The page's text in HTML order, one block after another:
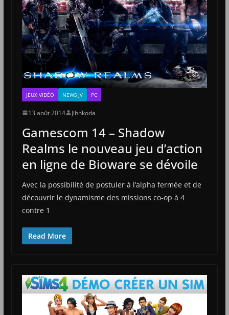
JEUX VIDÉO NEWS JV PC
13 août 2014 Jihnkoda
Gamescom 14 – Shadow
Realms le nouveau jeu d’action
en ligne de Bioware se dévoile
Avec la possibilité de postuler à l’alpha fermée et de
découvrir le dynamisme des missions co-op à 4
contre 1
Read More